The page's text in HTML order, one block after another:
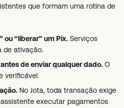
que formam uma rotina de
ou “liberar” um Pix. Serviços
de ativação.
de enviar qualquer dado. O
verificável.
No Jota, toda transação exige
executar pagamentos